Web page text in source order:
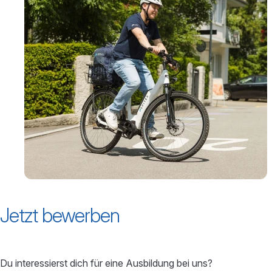
Jetzt bewerben
Du interessierst dich für eine Ausbildung bei uns?